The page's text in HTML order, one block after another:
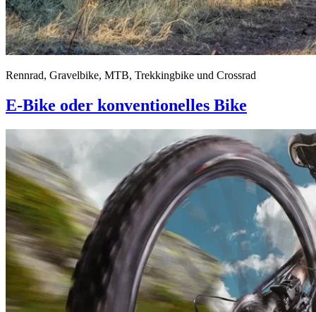
Rennrad, Gravelbike, MTB, Trekkingbike und Crossrad
E-Bike oder konventionelles Bike